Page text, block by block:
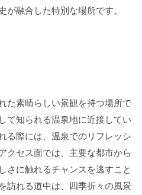
融合した特別な場所です。
た素晴らしい景観を持つ場所で
て知られる温泉地に近接してい
る際には、温泉でのリフレッシ
クセス面では、主要な都市から
さに触れるチャンスを逃すこと
訪れる道中は、四季折々の風景